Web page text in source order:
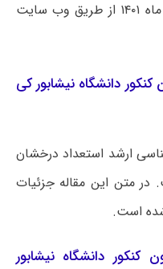
اسامی اولیه پذیرفته شدگان مرداد ماه ۱۴۰۱ از طریق وب سایت
دانشگاه نیشابور کی
ارشد استعداد درخشان
تا ۱۴۰۱/۳/۳۱ است. در متن این مقاله جزئیات
است.
کنکور دانشگاه نیشابور